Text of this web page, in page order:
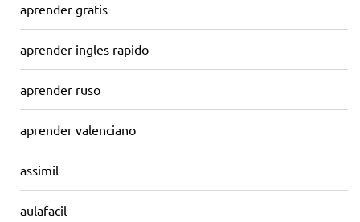
aprender gratis
aprender ingles rapido
aprender ruso
aprender valenciano
assimil
aulafacil